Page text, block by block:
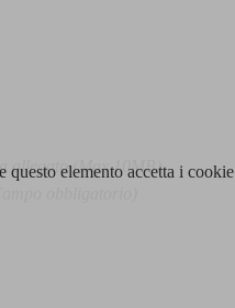
allegato (Max 10MB)
questo elemento accetta i cookie